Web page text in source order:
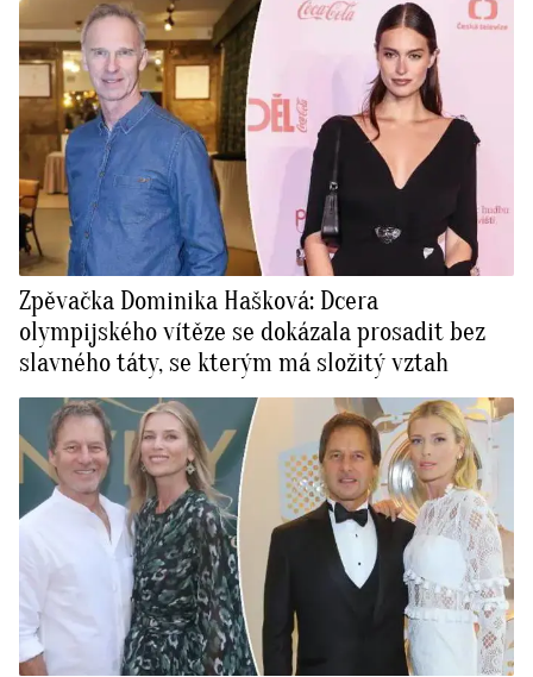
Zpěvačka Dominika Hašková: Dcera
olympijského vítěze se dokázala prosadit bez
slavného táty, se kterým má složitý vztah